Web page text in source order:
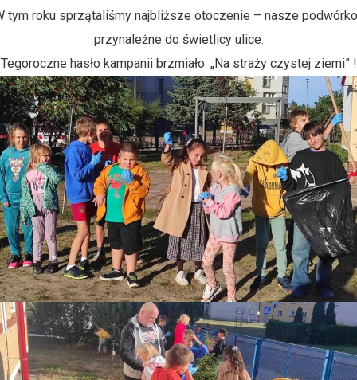
tym roku sprzątaliśmy najbliższe otoczenie – nasze
przynależne do świetlicy ulice.
Tegoroczne hasło kampanii brzmiało: „Na straży czystej ziemi” !